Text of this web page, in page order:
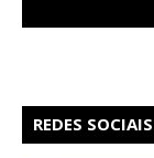
REDES SOCIAIS